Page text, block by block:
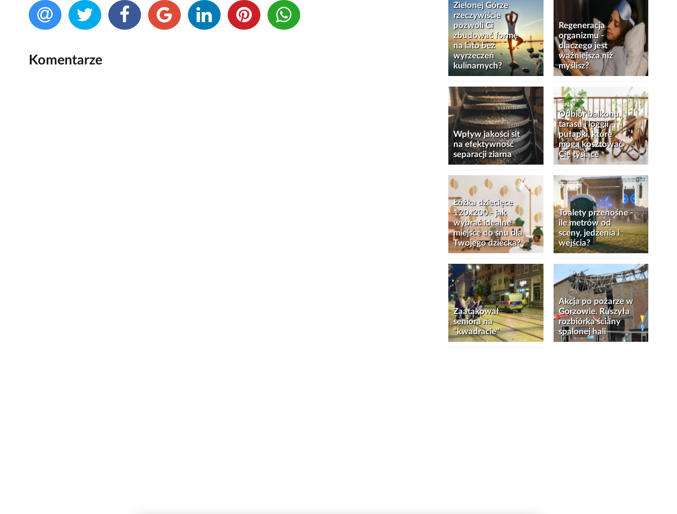
Komentarze
Zielonej Górze
rzeczywiście
pozwoli Ci
zbudować formę
na lato bez
wyrzeczeń
kulinarnych?
Regeneracja
organizmu -
dlaczego jest
ważniejsza niż
myślisz?
Wpływ jakości sit
na efektywność
separacji ziarna
Odbiór balkonu,
tarasu i loggii -
pułapki, które
mogą kosztować
Cię tysiące
Łóżka dziecięce
120x200 - jak
wybrać idealne
miejsce do snu dla
Twojego dziecka?
Toalety przenośne -
ile metrów od
sceny, jedzenia i
wejścia?
Zaatakował
seniora na
"kwadracie"
Akcja po pożarze w
Gorzowie. Ruszyła
rozbiórka ściany
spalonej hali